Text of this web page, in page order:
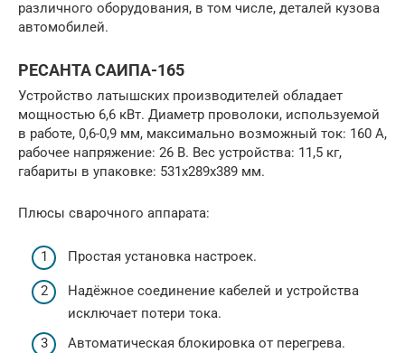
различного оборудования, в том числе, деталей кузова
автомобилей.
РЕСАНТА САИПА-165
Устройство латышских производителей обладает
мощностью 6,6 кВт. Диаметр проволоки, используемой
в работе, 0,6-0,9 мм, максимально возможный ток: 160 А,
рабочее напряжение: 26 В. Вес устройства: 11,5 кг,
габариты в упаковке: 531х289х389 мм.
Плюсы сварочного аппарата:
Простая установка настроек.
Надёжное соединение кабелей и устройства
исключает потери тока.
Автоматическая блокировка от перегрева.